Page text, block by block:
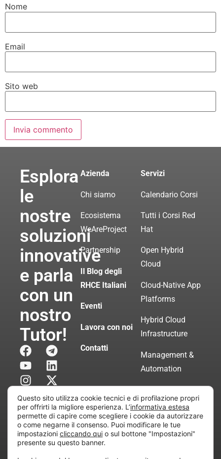
Nome
Email
Sito web
Esplora
le
nostre
soluzioni
innovative
e parla
con un
nostro
Tutor!
Azienda
Chi siamo
Ecosistema
WeAreProject
Partnership
Il Blog degli
RHCE Italiani
Eventi
Lavora con noi
Contatti
Servizi
Calendario Corsi
Tutti i Corsi Red
Hat
Open Hybrid
Cloud
Cloud-Native App
Platforms
Hybrid Cloud
Infrastructure
Management &
Automation
Servizi di
Consulenza
Certificata
Questo sito utilizza cookie tecnici e di profilazione propri
per offrirti la migliore esperienza. L’informativa estesa
permette di capire come scegliere i cookie da autorizzare
o come negarne il consenso. Puoi modificare le tue
impostazioni cliccando qui o sul bottone "Impostazioni"
presente su questo banner.